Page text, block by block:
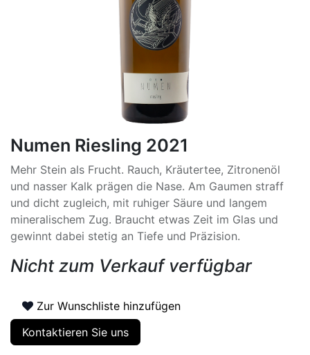
Numen Riesling 2021
Mehr Stein als Frucht. Rauch, Kräutertee, Zitronenöl
und nasser Kalk prägen die Nase. Am Gaumen straff
und dicht zugleich, mit ruhiger Säure und langem
mineralischem Zug. Braucht etwas Zeit im Glas und
gewinnt dabei stetig an Tiefe und Präzision.
Nicht zum Verkauf verfügbar
Zur Wunschliste hinzufügen
Kontaktieren Sie uns